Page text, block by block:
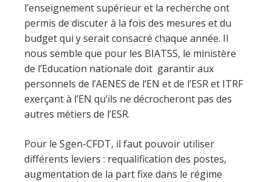
l’enseignement supérieur et la recherche ont
permis de discuter à la fois des mesures et du
budget qui y serait consacré chaque année. Il
nous semble que pour les BIATSS, le ministère
de l’Education nationale doit garantir aux
personnels de l’AENES de l’EN et de l’ESR et ITRF
exerçant à l’EN qu’ils ne décrocheront pas des
autres métiers de l’ESR.
Pour le Sgen-CFDT, il faut pouvoir utiliser
différents leviers : requalification des postes,
augmentation de la part fixe dans le régime